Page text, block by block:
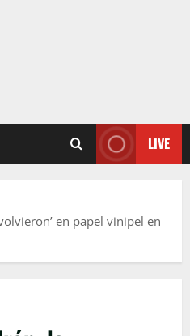
LIVE
en papel vinipel en